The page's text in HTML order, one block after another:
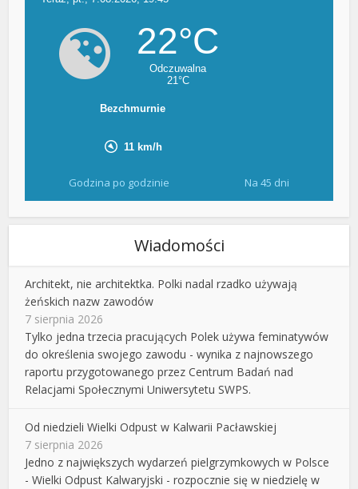
Godzina po godzinie Na 45 dni
Wiadomości
Architekt, nie architektka. Polki nadal rzadko używają
żeńskich nazw zawodów
7 sierpnia 2026
Tylko jedna trzecia pracujących Polek używa feminatywów
do określenia swojego zawodu - wynika z najnowszego
raportu przygotowanego przez Centrum Badań nad
Relacjami Społecznymi Uniwersytetu SWPS.
Od niedzieli Wielki Odpust w Kalwarii Pacławskiej
7 sierpnia 2026
Jedno z największych wydarzeń pielgrzymkowych w Polsce
- Wielki Odpust Kalwaryjski - rozpocznie się w niedzielę w